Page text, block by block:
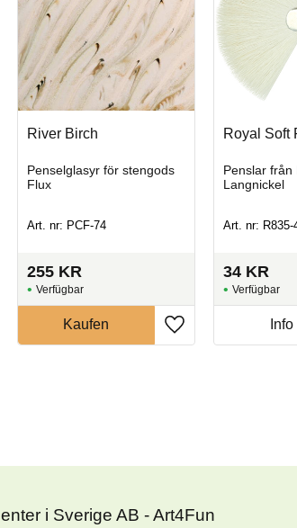
River Birch
Penselglasyr för stengods
Flux
Art. nr: PCF-74
255 KR
Royal Soft
Penslar från
Langnickel
Art. nr: R835-
34 KR
i Sverige AB - Art4Fun